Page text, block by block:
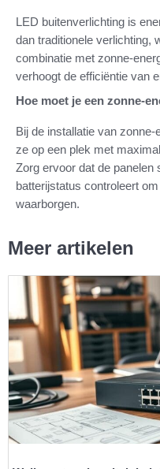
LED buitenverlichting is
dan traditionele verlichting,
combinatie met zonne-
verhoogt de efficiëntie van
Hoe moet je een zonne-
Bij de installatie van
ze op een plek met
Zorg ervoor dat de panelen
batterijstatus controleert
waarborgen.
Meer artikelen